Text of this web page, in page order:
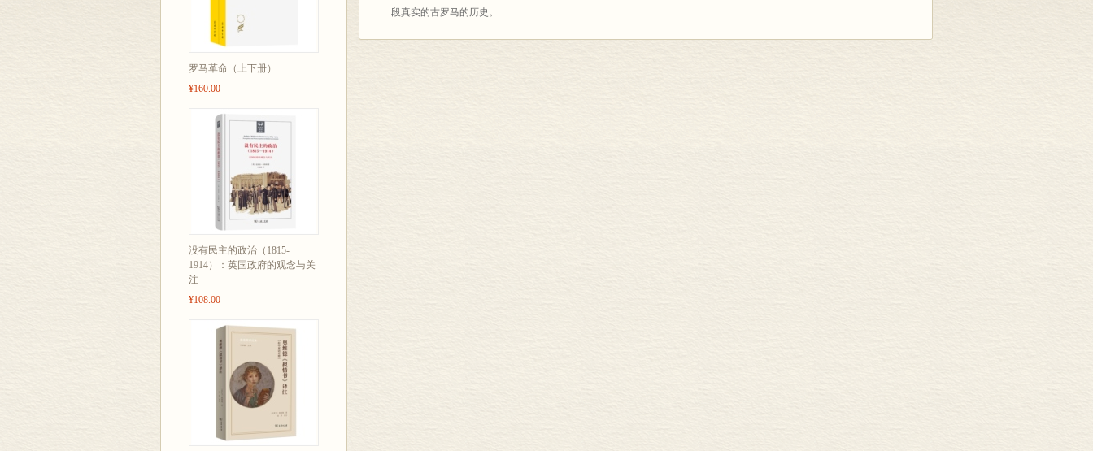
罗马革命（上下册）
¥160.00
没有民主的政治（1815-
1914）：英国政府的观念与关
注
¥108.00
段真实的古罗马的历史。